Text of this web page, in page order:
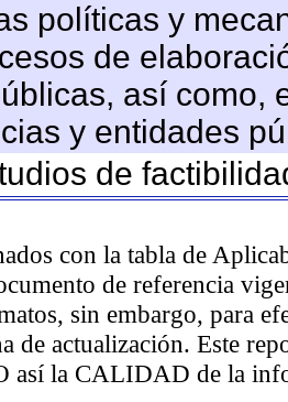
políticas y
de
así como,
y entidades
de
con la tabla de
de referencia
sin embargo, para
de actualización. Este
así la CALIDAD de la